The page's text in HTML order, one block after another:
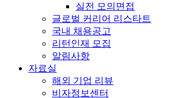
실전 모의면접
글로벌 커리어 리스타트
국내 채용공고
리턴인재 모집
알림사항
자료실
해외 기업 리뷰
비자정보센터